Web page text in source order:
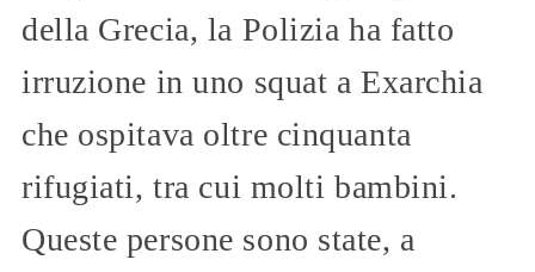
della Grecia, la Polizia ha fatto
irruzione in uno squat a Exarchia
che ospitava oltre cinquanta
rifugiati, tra cui molti bambini.
Queste persone sono state, a